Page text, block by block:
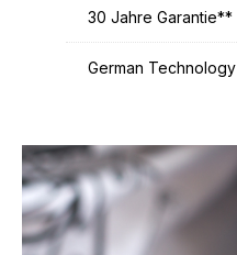
30 Jahre Garantie**
German Technology